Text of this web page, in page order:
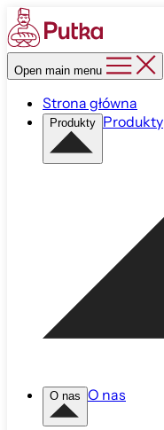
Open main menu
Strona główna
Produkty Produkty
O nas O nas